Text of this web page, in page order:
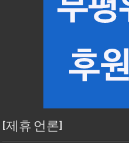
[제휴 언론]